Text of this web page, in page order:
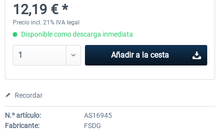
9,14 € *
12,19 € *
Precio incl. 21% IVA legal
Disponible como descarga inmediata
Añadir a la cesta
Recordar
N.º artículo:
AS16945
Fabricante:
FSDG